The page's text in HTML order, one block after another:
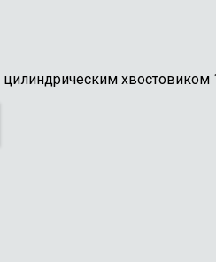
хвостовиком